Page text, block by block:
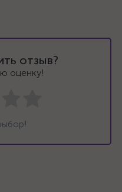
отзыв?
оценку!